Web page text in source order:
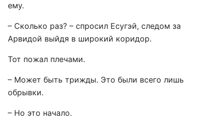
ему.
– Сколько раз? – спросил Есугэй, следом за
Арвидой выйдя в широкий коридор.
Тот пожал плечами.
– Может быть трижды. Это были всего лишь
обрывки.
– Но это начало.